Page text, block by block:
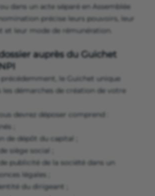
dans un acte séparé en Assemblée
nomination précise leurs pouvoirs, leur
et leur mode de rémunération.
auprès du Guichet
précédemment, le Guichet unique
les démarches de création de votre
devrez déposer comprend :
;
de dépôt du capital ;
siège social ;
publicité de la société dans un
légales ;
du dirigeant ;